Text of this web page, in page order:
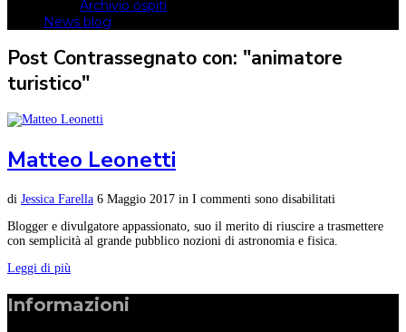
Archivio ospiti
News blog
Post Contrassegnato con: "animatore
turistico"
Matteo Leonetti
di Jessica Farella 6 Maggio 2017 in I commenti sono disabilitati
Blogger e divulgatore appassionato, suo il merito di riuscire a trasmettere
con semplicità al grande pubblico nozioni di astronomia e fisica.
Leggi di più
Informazioni